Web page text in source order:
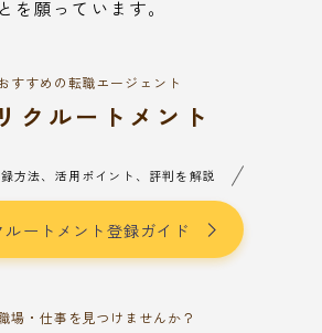
を願っています。
すすめの転職エージェント
クルートメント
方法、活用ポイント、評判を解説
ートメント登録ガイド
場・仕事を見つけませんか？